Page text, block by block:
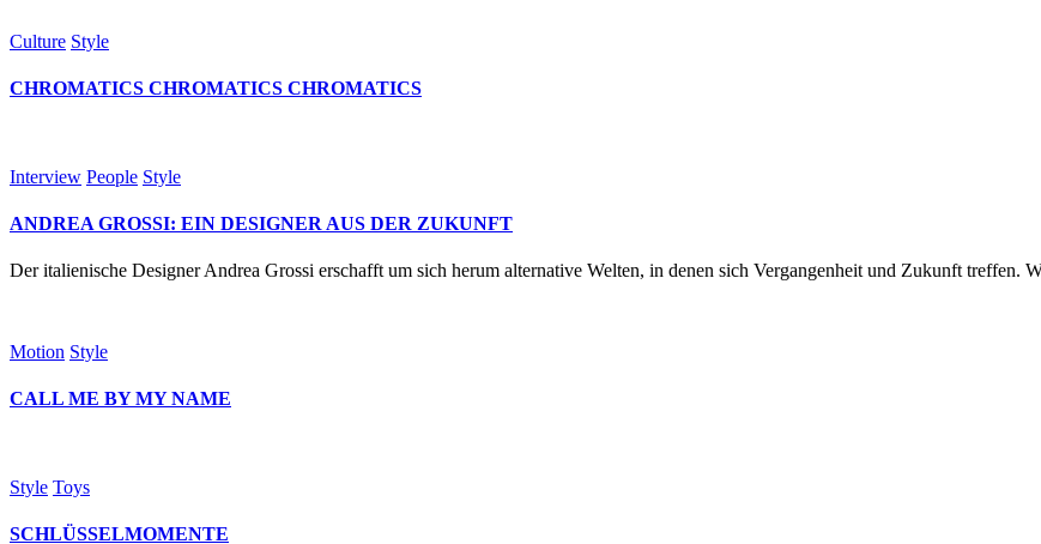
Culture Style
CHROMATICS CHROMATICS CHROMATICS
Interview People Style
ANDREA GROSSI: EIN DESIGNER AUS DER ZUKUNFT
Der italienische Designer Andrea Grossi erschafft um sich herum alternative Welten, in denen sich Vergangenheit und Zukunft treffen.
Motion Style
CALL ME BY MY NAME
Style Toys
SCHLÜSSELMOMENTE